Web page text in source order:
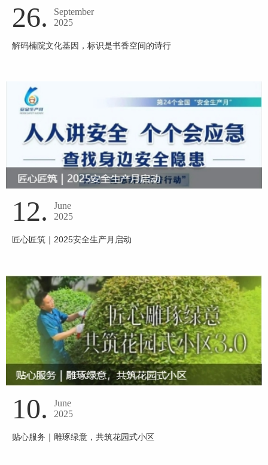
26.
September
2025
解码楠院文化基因，标识是书香空间的诗行
12.
June
2025
匠心匠筑｜2025安全生产月启动
10.
June
2025
贴心服务｜雕琢绿意，共筑花园式小区